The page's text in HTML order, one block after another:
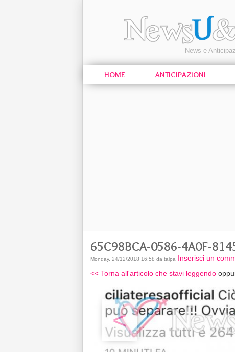
News e
HOME ANTICIPAZIONI
65C98BCA-0586-4A0F-
Monday, 24/12/2018 16:58 da talpa Inserisci un
<< Torna all'articolo che stavi leggendo
<